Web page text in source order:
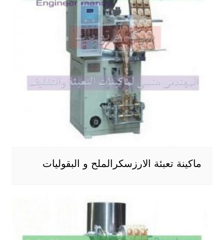
ماكينة تعبئة الارزسكرالملح و البقوليات